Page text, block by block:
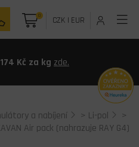
0 CZK| EUR
174 Kč za kg zde.
a nabíjení > Li-pol
>
Air pack (nahrazuje RAY G4)